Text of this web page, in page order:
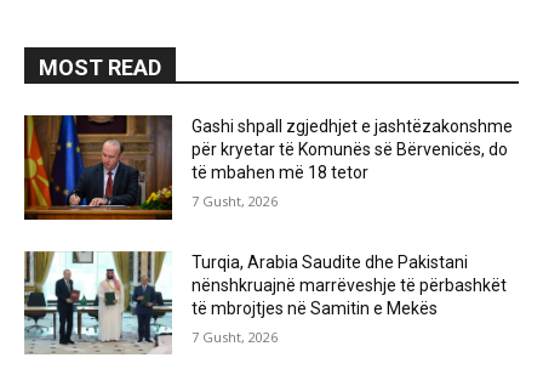
MOST READ
Gashi shpall zgjedhjet e jashtëzakonshme
për kryetar të Komunës së Bërvenicës, do
të mbahen më 18 tetor
7 Gusht, 2026
Turqia, Arabia Saudite dhe Pakistani
nënshkruajnë marrëveshje të përbashkët
të mbrojtjes në Samitin e Mekës
7 Gusht, 2026